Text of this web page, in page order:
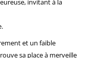
invitant à la
et un faible
sa place à merveille